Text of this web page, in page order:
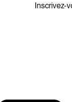
Inscrivez-